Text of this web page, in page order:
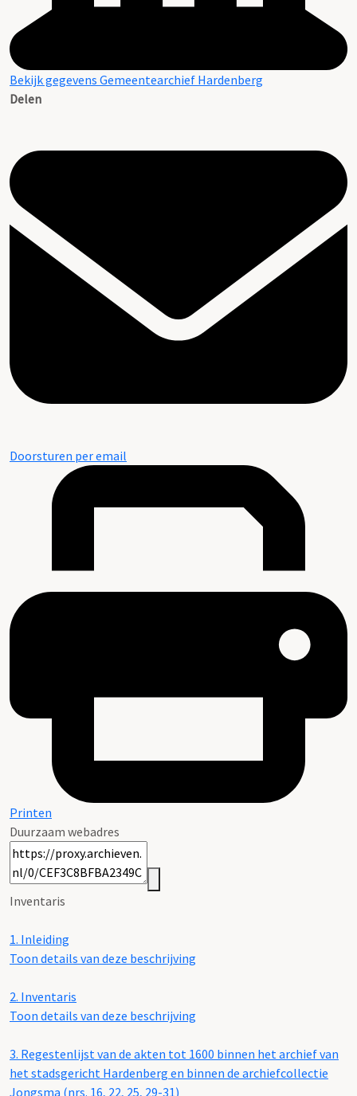
Bekijk gegevens Gemeentearchief Hardenberg
Delen
Doorsturen per email
Printen
Duurzaam webadres
Inventaris
1. Inleiding
Toon details van deze beschrijving
2. Inventaris
Toon details van deze beschrijving
3. Regestenlijst van de akten tot 1600 binnen het archief van
het stadsgericht Hardenberg en binnen de archiefcollectie
Jongsma (nrs. 16, 22, 25, 29-31)